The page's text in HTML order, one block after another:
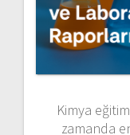
Kimya
zamanda